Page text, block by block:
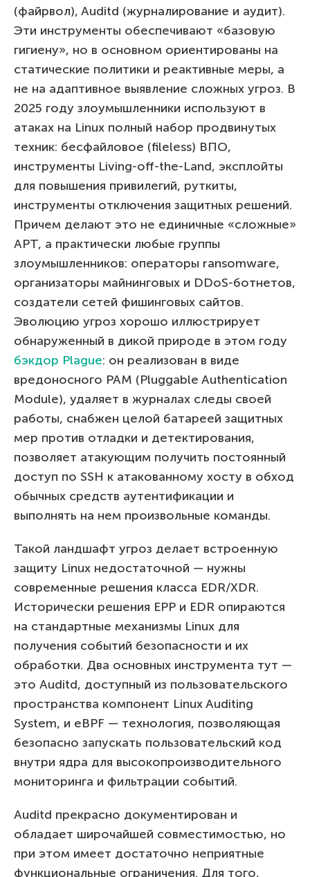
(файрвол), Auditd (журналирование и аудит).
Эти инструменты обеспечивают «базовую
гигиену», но в основном ориентированы на
статические политики и реактивные меры, а
не на адаптивное выявление сложных угроз. В
2025 году злоумышленники используют в
атаках на Linux полный набор продвинутых
техник: бесфайловое (fileless) ВПО,
инструменты Living-off-the-Land, эксплойты
для повышения привилегий, руткиты,
инструменты отключения защитных решений.
Причем делают это не единичные «сложные»
APT, а практически любые группы
злоумышленников: операторы ransomware,
организаторы майнинговых и DDoS-ботнетов,
создатели сетей фишинговых сайтов.
Эволюцию угроз хорошо иллюстрирует
обнаруженный в дикой природе в этом году
бэкдор Plague: он реализован в виде
вредоносного PAM (Pluggable Authentication
Module), удаляет в журналах следы своей
работы, снабжен целой батареей защитных
мер против отладки и детектирования,
позволяет атакующим получить постоянный
доступ по SSH к атакованному хосту в обход
обычных средств аутентификации и
выполнять на нем произвольные команды.
Такой ландшафт угроз делает встроенную
защиту Linux недостаточной — нужны
современные решения класса EDR/XDR.
Исторически решения EPP и EDR опираются
на стандартные механизмы Linux для
получения событий безопасности и их
обработки. Два основных инструмента тут —
это Auditd, доступный из пользовательского
пространства компонент Linux Auditing
System, и eBPF — технология, позволяющая
безопасно запускать пользовательский код
внутри ядра для высокопроизводительного
мониторинга и фильтрации событий.
Auditd прекрасно документирован и
обладает широчайшей совместимостью, но
при этом имеет достаточно неприятные
функциональные ограничения. Для того,